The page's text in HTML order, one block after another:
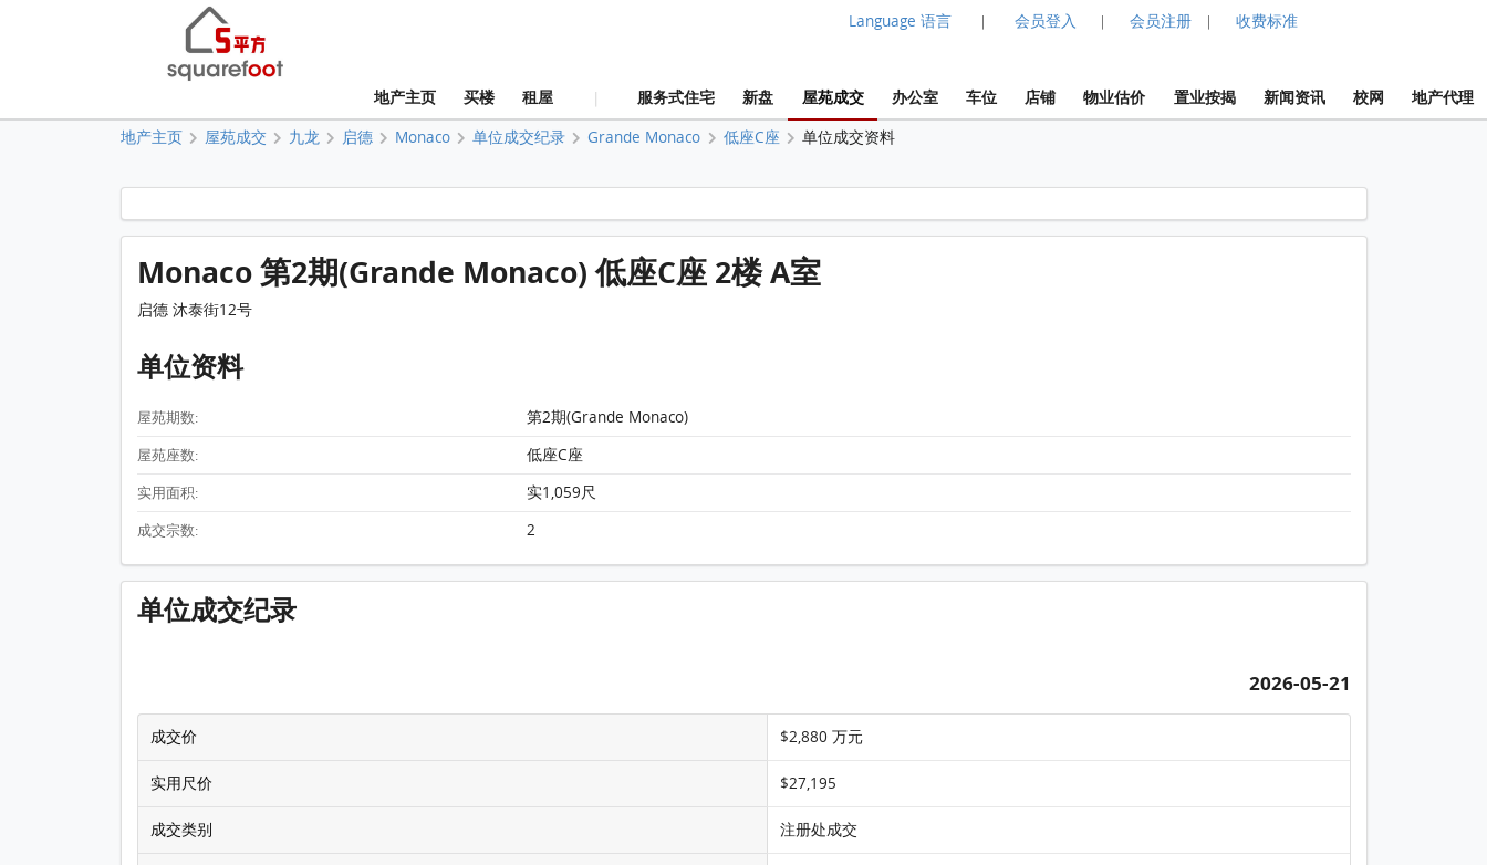
Language 语言 | 会员登入 | 会员注册 | 收费标准
地产主页 买楼 租屋 | 服务式住宅 新盘 屋苑成交 办公室 车位 店铺 物业估价 置业按揭 新闻资讯 校网 地产代理
地产主页 屋苑成交 九龙 启德 Monaco 单位成交纪录 Grande Monaco 低座C座 单位成交资料
Monaco 第2期(Grande Monaco) 低座C座 2楼 A室 平面图
平面图
Monaco 第2期(Grande Monaco) 低座C座 2楼 A室
启德 沐泰街12号
单位资料
屋苑期数: 第2期(Grande Monaco)
屋苑座数: 低座C座
实用面积: 实1,059尺
成交宗数: 2
单位成交纪录
2026-05-21
成交价 $2,880 万元
实用尺价 $27,195
成交类别 注册处成交